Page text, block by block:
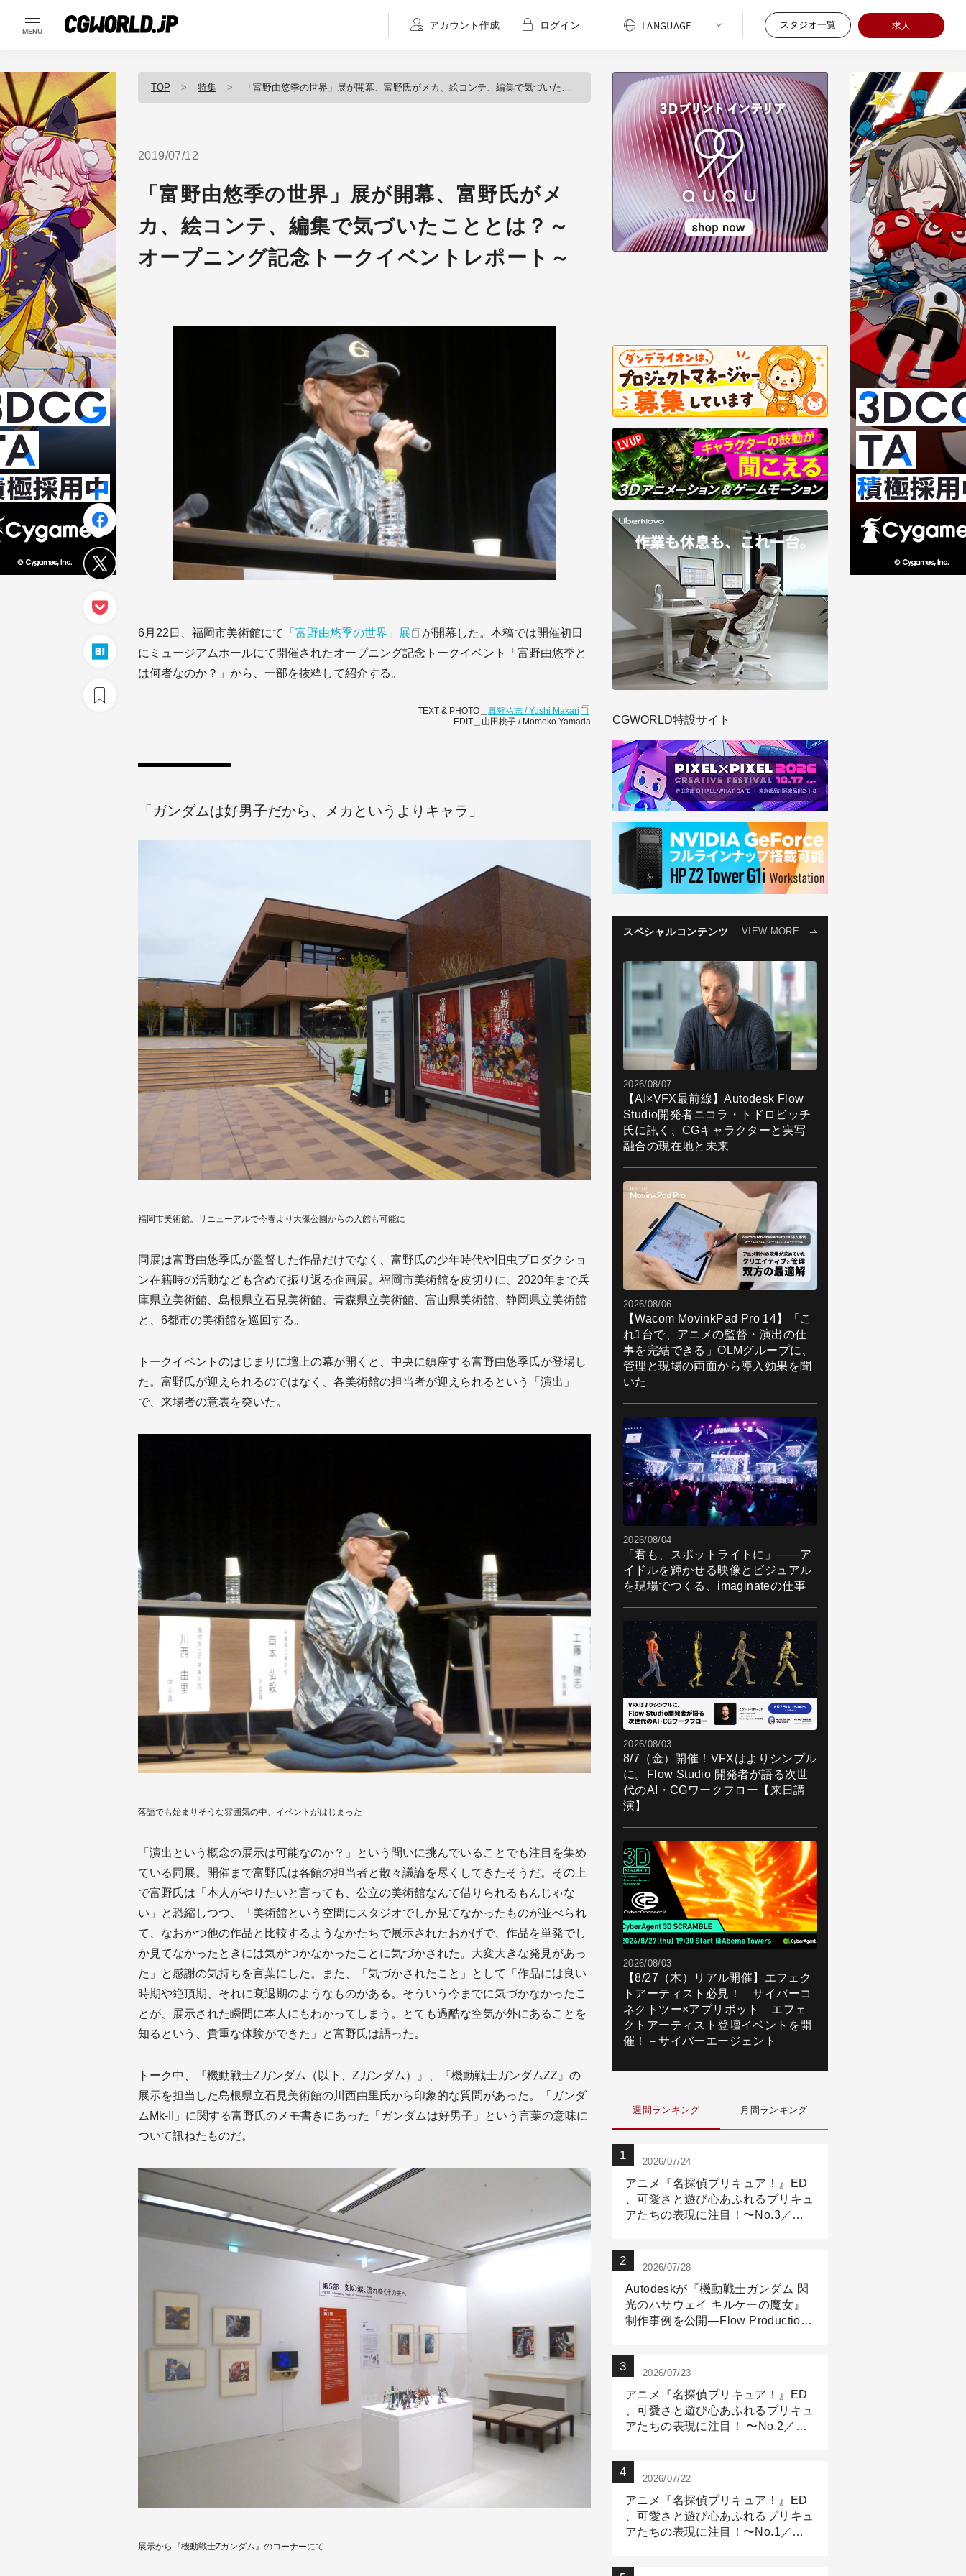
MENU
アカウント作成 ログイン スタジオ一覧 求人
TOP 特集 「富野由悠季の世界」展が開幕、富野氏がメカ、絵コンテ、編集で気づいたこととは？～オープニング記念トークイベントレポート～
2019/07/12
「富野由悠季の世界」展が開幕、富野氏がメ
カ、絵コンテ、編集で気づいたこととは？～
オープニング記念トークイベントレポート～
6月22日、福岡市美術館にて 「富野由悠季の世界」展
が開幕した。本稿では開催初日
にミュージアムホールにて開催されたオープニング記念トークイベント「富野由悠季と
は何者なのか？」から、一部を抜粋して紹介する。
TEXT & PHOTO＿ 真狩祐志 / Yushi Makari
EDIT＿山田桃子 / Momoko Yamada
「ガンダムは好男子だから、メカというよりキャラ」
福岡市美術館。リニューアルで今春より大濠公園からの入館も可能に
同展は富野由悠季氏が監督した作品だけでなく、富野氏の少年時代や旧虫プロダクショ
ン在籍時の活動なども含めて振り返る企画展。福岡市美術館を皮切りに、2020年まで兵
庫県立美術館、島根県立石見美術館、青森県立美術館、富山県美術館、静岡県立美術館
と、6都市の美術館を巡回する。
トークイベントのはじまりに壇上の幕が開くと、中央に鎮座する富野由悠季氏が登場し
た。富野氏が迎えられるのではなく、各美術館の担当者が迎えられるという「演出」
で、来場者の意表を突いた。
落語でも始まりそうな雰囲気の中、イベントがはじまった
「演出という概念の展示は可能なのか？」という問いに挑んでいることでも注目を集め
ている同展。開催まで富野氏は各館の担当者と散々議論を尽くしてきたそうだ。その上
で富野氏は「本人がやりたいと言っても、公立の美術館なんて借りられるもんじゃな
い」と恐縮しつつ、「美術館という空間にスタジオでしか見てなかったものが並べられ
て、なおかつ他の作品と比較するようなかたちで展示されたおかげで、作品を単発でし
か見てなかったときには気がつかなかったことに気づかされた。大変大きな発見があっ
た」と感謝の気持ちを言葉にした。また、「気づかされたこと」として「作品には良い
時期や絶頂期、それに衰退期のようなものがある。そういう今までに気づかなかったこ
とが、展示された瞬間に本人にもわかってしまう。とても過酷な空気が外にあることを
知るという、貴重な体験ができた」と富野氏は語った。
トーク中、『機動戦士Zガンダム（以下、Zガンダム）』、『機動戦士ガンダムZZ』の
展示を担当した島根県立石見美術館の川西由里氏から印象的な質問があった。「ガンダ
ムMk-II」に関する富野氏のメモ書きにあった「ガンダムは好男子」という言葉の意味に
ついて訊ねたものだ。
展示から『機動戦士Zガンダム』のコーナーにて
CGWORLD特設サイト
スペシャルコンテンツ VIEW MORE
2026/08/07
【AI×VFX最前線】Autodesk Flow
Studio開発者ニコラ・トドロビッチ
氏に訊く、CGキャラクターと実写
融合の現在地と未来
2026/08/06
【Wacom MovinkPad Pro 14】「こ
れ1台で、アニメの監督・演出の仕
事を完結できる」OLMグループに、
管理と現場の両面から導入効果を聞
いた
2026/08/04
「君も、スポットライトに」――ア
イドルを輝かせる映像とビジュアル
を現場でつくる、imaginateの仕事
2026/08/03
8/7（金）開催！VFXはよりシンプル
に。Flow Studio 開発者が語る次世
代のAI・CGワークフロー【来日講
演】
2026/08/03
【8/27（木）リアル開催】エフェク
トアーティスト必見！ サイバーコ
ネクトツー×アプリボット エフェ
クトアーティスト登壇イベントを開
催！－サイバーエージェント
週間ランキング 月間ランキング
2026/07/24
アニメ『名探偵プリキュア！』ED
、可愛さと遊び心あふれるプリキュ
アたちの表現に注目！〜No.3／ア
2026/07/28
Autodeskが『機動戦士ガンダム 閃
光のハサウェイ キルケーの魔女』
制作事例を公開―Flow Production
2026/07/23
アニメ『名探偵プリキュア！』ED
、可愛さと遊び心あふれるプリキュ
アたちの表現に注目！ 〜No.2／モ
2026/07/22
アニメ『名探偵プリキュア！』ED
、可愛さと遊び心あふれるプリキュ
アたちの表現に注目！〜No.1／演